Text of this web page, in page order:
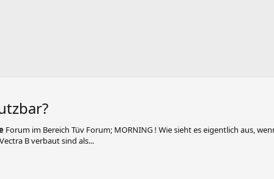
Forum im Bereich Tüv Forum; MORNING ! Wie sieht es eigentlich aus,
B verbaut sind als...